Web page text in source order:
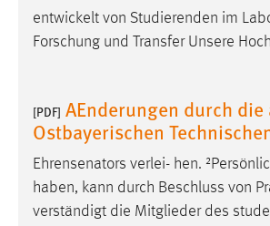
entwickelt von Studierenden im
Forschung und Transfer Unsere
[PDF] AEnderungen durch
Ostbayerischen
Ehrensenators verlei- hen.
haben, kann durch Beschluss von
verständigt die Mitglieder des
Facebook Pixel
Anbieter: Facebook
Zweck: Conversion-Tracking
Cookie Laufzeit: 3 Monate